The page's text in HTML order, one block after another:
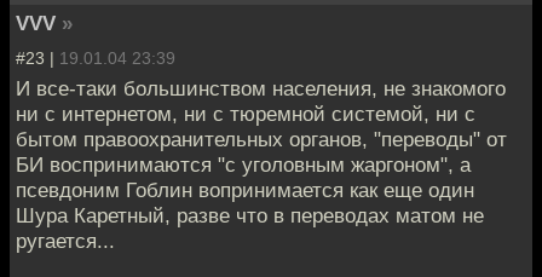
VVV »
#23 | 19.01.04 23:39
И все-таки большинством населения, не знакомого
ни с интернетом, ни с тюремной системой, ни с
бытом правоохранительных органов, "переводы" от
БИ воспринимаются "с уголовным жаргоном", а
псевдоним Гоблин вопринимается как еще один
Шура Каретный, разве что в переводах матом не
ругается...